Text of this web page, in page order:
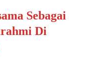
Sebagai
Di